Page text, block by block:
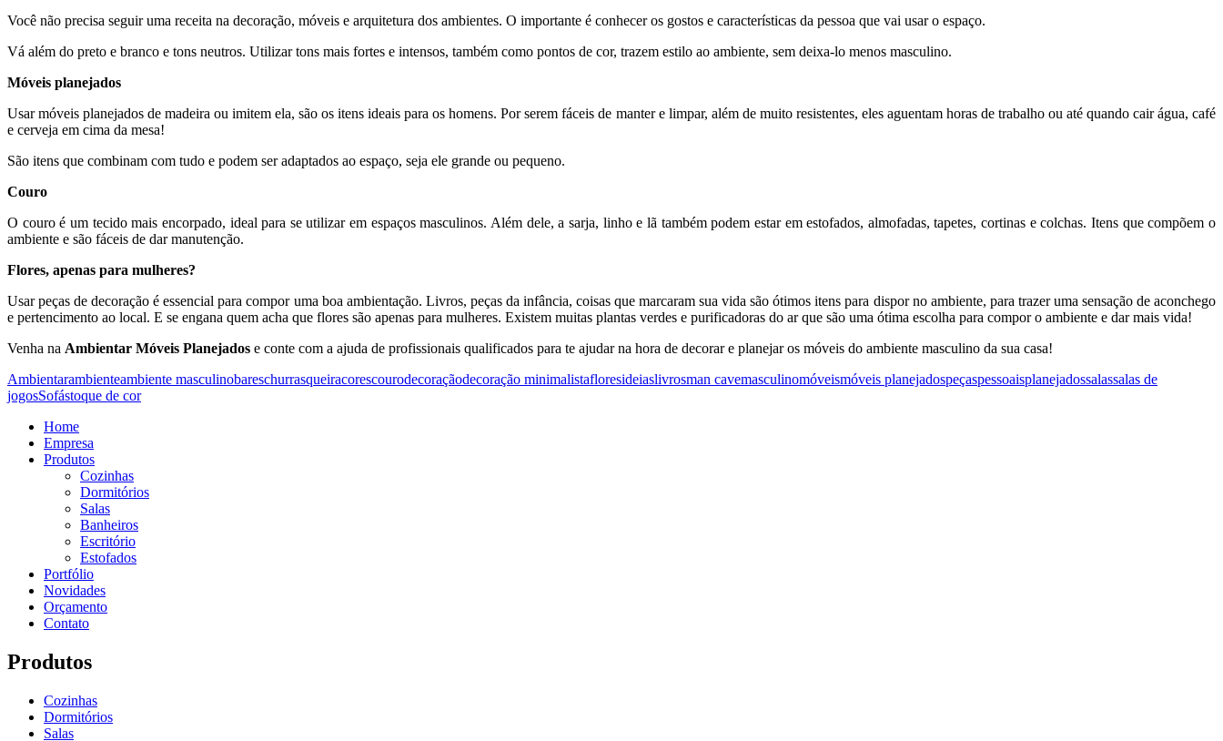
Você não precisa seguir uma receita na decoração, móveis e arquitetura dos ambientes. O importante é conhecer os gostos e características da pessoa que vai usar o espaço.
Vá além do preto e branco e tons neutros. Utilizar tons mais fortes e intensos, também como pontos de cor, trazem estilo ao ambiente, sem deixa-lo menos masculino.
Móveis planejados
Usar móveis planejados de madeira ou imitem ela, são os itens ideais para os homens. Por serem fáceis de manter e limpar, além de muito resistentes, eles aguentam horas de trabalho ou até quando cair água, café
e cerveja em cima da mesa!
São itens que combinam com tudo e podem ser adaptados ao espaço, seja ele grande ou pequeno.
Couro
O couro é um tecido mais encorpado, ideal para se utilizar em espaços masculinos. Além dele, a sarja, linho e lã também podem estar em estofados, almofadas, tapetes, cortinas e colchas. Itens que compõem o
ambiente e são fáceis de dar manutenção.
Flores, apenas para mulheres?
Usar peças de decoração é essencial para compor uma boa ambientação. Livros, peças da infância, coisas que marcaram sua vida são ótimos itens para dispor no ambiente, para trazer uma sensação de aconchego
e pertencimento ao local. E se engana quem acha que flores são apenas para mulheres. Existem muitas plantas verdes e purificadoras do ar que são uma ótima escolha para compor o ambiente e dar mais vida!
Venha na Ambientar Móveis Planejados e conte com a ajuda de profissionais qualificados para te ajudar na hora de decorar e planejar os móveis do ambiente masculino da sua casa!
Ambientarambienteambiente masculinobareschurrasqueiracorescourodecoraçãodecoração minimalistafloresideiaslivrosman cavemasculinomóveismóveis planejadospeçaspessoaisplanejadossalassalas de
jogosSofástoque de cor
Home
Empresa
Produtos
Cozinhas
Dormitórios
Salas
Banheiros
Escritório
Estofados
Portfólio
Novidades
Orçamento
Contato
Produtos
Cozinhas
Dormitórios
Salas